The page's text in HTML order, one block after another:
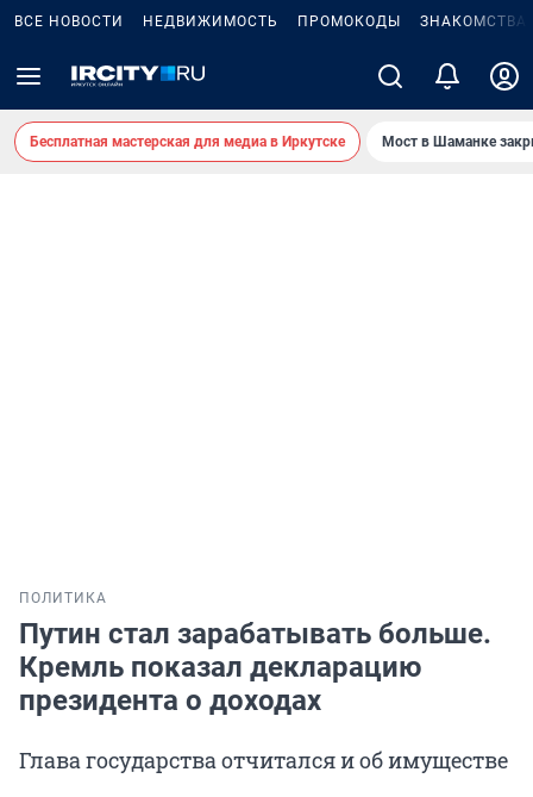
ВСЕ НОВОСТИ НЕДВИЖИМОСТЬ ПРОМОКОДЫ ЗНАКОМСТВА
Бесплатная мастерская для медиа в Иркутске Мост в Шаманке
ПОЛИТИКА
Путин стал зарабатывать больше.
Кремль показал декларацию
президента о доходах
Глава государства отчитался и об имуществе